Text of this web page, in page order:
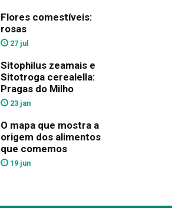
Flores comestíveis:
rosas
27 jul
Sitophilus zeamais e
Sitotroga cerealella:
Pragas do Milho
23 jan
O mapa que mostra a
origem dos alimentos
que comemos
19 jun